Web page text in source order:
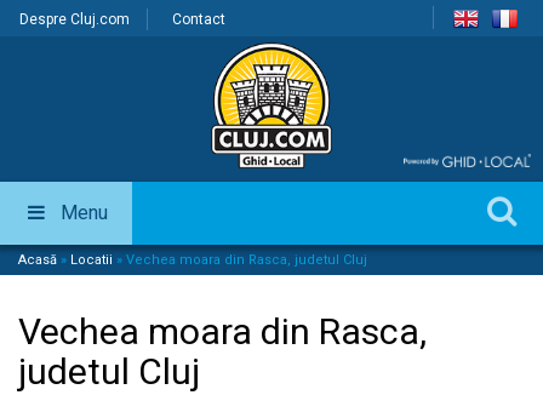
Despre Cluj.com Contact
Menu
Acasă » Locatii » Vechea moara din Rasca, judetul Cluj
Vechea moara din Rasca,
judetul Cluj